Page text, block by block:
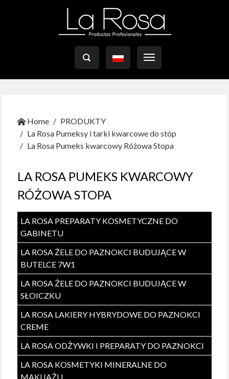

Home
PRODUKTY
La Rosa Pumeksy i tarki kwarcowe do stóp
La Rosa Pumeks kwarcowy Różowa Stopa
LA ROSA PUMEKS KWARCOWY
RÓŻOWA STOPA
LA ROSA PREPARATY KOSMETYCZNE DO
GABINETU
LA ROSA ŻELE DO PAZNOKCI BUDUJĄCE W
BUTELCE 7W1
LA ROSA ŻELE DO PAZNOKCI BUDUJĄCE W
SŁOICZKU
LA ROSA LAKIERY HYBRYDOWE DO PAZNOKCI
CREME
LA ROSA ODŻYWKI I PREPARATY DO PAZNOKCI
LA ROSA KOSMETYKI MINERALNE DO
MAKIJAŻU